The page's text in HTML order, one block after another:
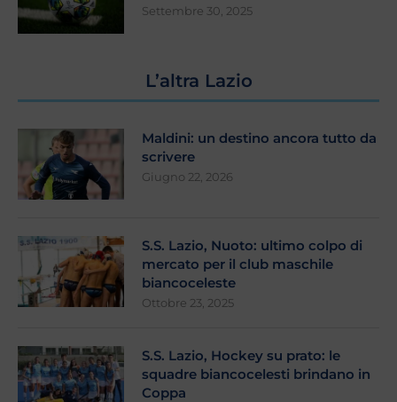
Settembre 30, 2025
L’altra Lazio
Maldini: un destino ancora tutto da
scrivere
Giugno 22, 2026
S.S. Lazio, Nuoto: ultimo colpo di
mercato per il club maschile
biancoceleste
Ottobre 23, 2025
S.S. Lazio, Hockey su prato: le
squadre biancocelesti brindano in
Coppa